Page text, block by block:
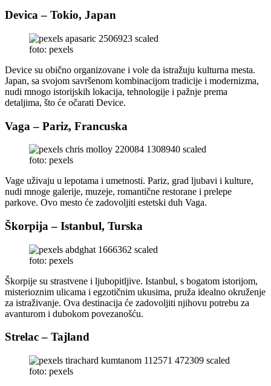
Devica – Tokio, Japan
foto: pexels
Device su obično organizovane i vole da istražuju kulturna mesta.
Japan, sa svojom savršenom kombinacijom tradicije i modernizma,
nudi mnogo istorijskih lokacija, tehnologije i pažnje prema
detaljima, što će očarati Device.
Vaga – Pariz, Francuska
foto: pexels
Vage uživaju u lepotama i umetnosti. Pariz, grad ljubavi i kulture,
nudi mnoge galerije, muzeje, romantične restorane i prelepe
parkove. Ovo mesto će zadovoljiti estetski duh Vaga.
Škorpija – Istanbul, Turska
foto: pexels
Škorpije su strastvene i ljubopitljive. Istanbul, s bogatom istorijom,
misterioznim ulicama i egzotičnim ukusima, pruža idealno okruženje
za istraživanje. Ova destinacija će zadovoljiti njihovu potrebu za
avanturom i dubokom povezanošću.
Strelac – Tajland
foto: pexels